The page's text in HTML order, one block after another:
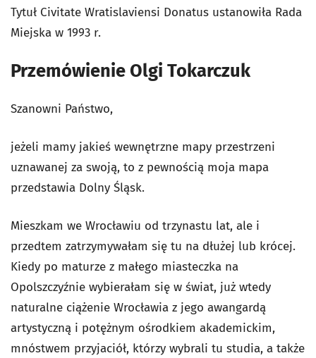
Tytuł Civitate Wratislaviensi Donatus ustanowiła Rada
Miejska w 1993 r.
Przemówienie Olgi Tokarczuk
Szanowni Państwo,
jeżeli mamy jakieś wewnętrzne mapy przestrzeni
uznawanej za swoją, to z pewnością moja mapa
przedstawia Dolny Śląsk.
Mieszkam we Wrocławiu od trzynastu lat, ale i
przedtem zatrzymywałam się tu na dłużej lub krócej.
Kiedy po maturze z małego miasteczka na
Opolszczyźnie wybierałam się w świat, już wtedy
naturalne ciążenie Wrocławia z jego awangardą
artystyczną i potężnym ośrodkiem akademickim,
mnóstwem przyjaciół, którzy wybrali tu studia, a także